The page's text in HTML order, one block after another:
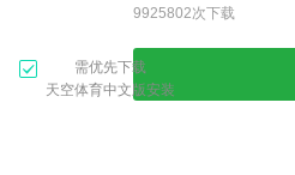
9925802次下载
需优先下载
天空体育中文版安装